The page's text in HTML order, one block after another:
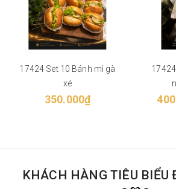
17424 Set 10 Bánh mì gà
xé
350.000₫
KHÁCH HÀNG TIÊU BIỂU